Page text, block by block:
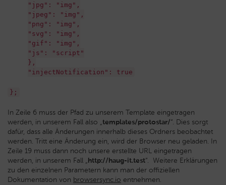
"jpg": "img",
"jpeg": "img",
"png": "img",
"svg": "img",
"gif": "img",
"js": "script"
},
"injectNotification": true
};
In Zeile 6 muss der Pfad zu unserem Template eingetragen
werden, in unserem Fall also „templates/protostar/“. Dies sorgt
dafür, dass alle Änderungen innerhalb dieses Ordners beobachtet
werden. Tritt eine Änderung ein, wird der Browser neu geladen. In
Zeile 19 muss dann noch unsere erstellte URL eingetragen
werden, in unserem Fall „http://haug-it.test“. Weitere Erklärungen
zu den einzelnen Parametern kann man der offiziellen
Dokumentation von browsersync.io entnehmen.